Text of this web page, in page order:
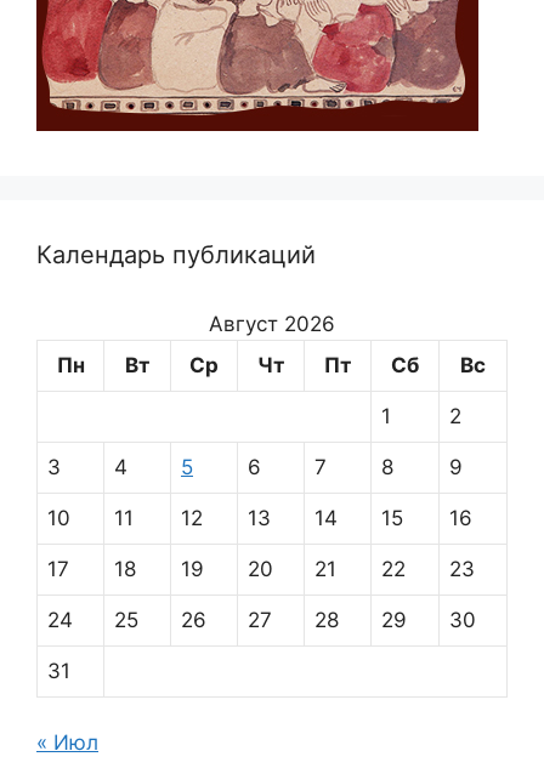
Календарь публикаций
Август 2026
Пн
Вт Ср Чт Пт Сб Вс
1 2
3 4 5 6 7 8 9
10 11 12 13 14 15 16
17 18 19 20 21 22 23
24 25 26 27 28 29 30
31
« Июл